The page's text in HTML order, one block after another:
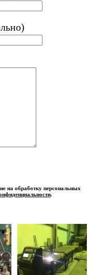
на обработку персональных
.